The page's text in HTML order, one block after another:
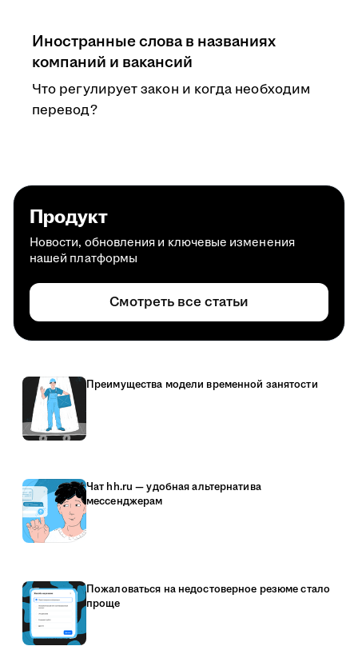
Иностранные слова в названиях
компаний и вакансий
Что регулирует закон и когда необходим
перевод?
Продукт
Новости, обновления и ключевые изменения
нашей платформы
Смотреть все статьи
Преимущества модели временной занятости
Чат hh.ru — удобная альтернатива
мессенджерам
Пожаловаться на недостоверное резюме стало
проще